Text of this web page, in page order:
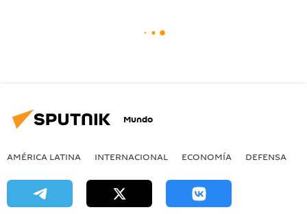
Mundo
AMÉRICA LATINA INTERNACIONAL ECONOMÍA DEFENSA